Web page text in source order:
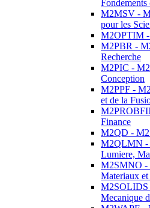
M2MSV -
pour les
M2OPTIM
M2PBR -
Recherche
M2PIC -
Conception
M2PPF -
et de la
Finance
M2QD - M2
M2QLMN -
Lumiere,
M2SMNO -
Materiaux
M2SOLIDS
Mecanique